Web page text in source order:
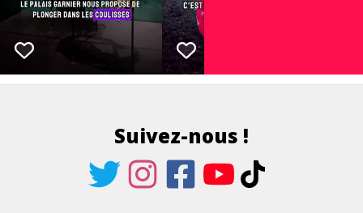
Suivez-nous !